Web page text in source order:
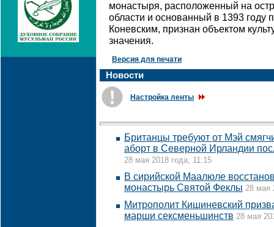
монастыря, расположенный на
области и основанный в 1393
Коневским, признан объектом
значения.
Версия для печати
Новости
Настройка ленты
Британцы требуют от Мэй
аборт в Северной Ирландии
28 мая 2018 года, 11:15
В сирийской Маалюле
монастырь Святой Феклы 28 мая
Митрополит Кишиневский
марши сексменьшинств 28 мая